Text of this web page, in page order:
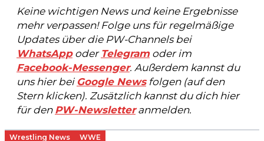
Keine wichtigen News und keine Ergebnisse
mehr verpassen! Folge uns für regelmäßige
Updates über die PW-Channels bei
WhatsAppoder Telegramoder im
Facebook-Messenger. Außerdem kannst du
uns hier bei Google Newsfolgen (auf den
Stern klicken). Zusätzlich kannst du dich hier
für den PW-Newsletteranmelden.
Wrestling News WWE